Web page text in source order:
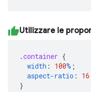
Utilizzare le
.container {
width : 100% ;
aspect-ratio : 16
}